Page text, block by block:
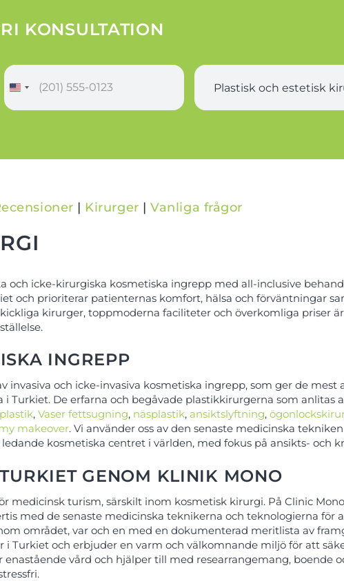
KONSULTATION
T
e
l
n
K
r
i
| Kirurger |Vanliga frågor
och icke-kirurgiska kosmetiska ingrepp med all-inclusive
och prioriterar patienternas komfort, hälsa och förväntningar
kirurger, toppmoderna faciliteter och överkomliga priser
INGREPP
invasiva och icke-invasiva kosmetiska ingrepp, som ger de
Turkiet. De erfarna och begåvade plastikkirurgerna som anlitas
, Vaser fettsugning, näsplastik, ansiktslyftning,
makeover. Vi använder oss av den senaste medicinska
kosmetiska centret i världen, med fokus på ansikts- och
GENOM KLINIK MONO
medicinsk turism, särskilt inom kosmetisk kirurgi. På Clinic
med de senaste medicinska teknikerna och teknologierna
området, var och en med en dokumenterad meritlista av
Turkiet och erbjuder en varm och välkomnande miljö för att
enastående vård och hjälper till med researrangemang,